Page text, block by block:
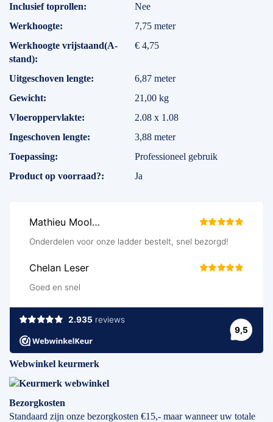
Inclusief toprollen
Nee
Werkhoogte
7,75 meter
Werkhoogte vrijstaand(A-
stand)
€ 4,75
Uitgeschoven lengte
6,87 meter
Gewicht
21,00 kg
Vloeroppervlakte
2.08 x 1.08
Ingeschoven lengte
3,88 meter
Toepassing
Professioneel gebruik
Product op voorraad?
Ja
Webwinkel keurmerk
Bezorgkosten
Standaard zijn onze bezorgkosten €15,- maar wanneer uw totale